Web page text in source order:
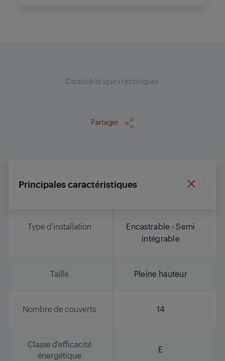
Caractéristiques techniques
Partager
Principales caractéristiques
Type d'installation
Encastrable - Semi
intégrable
Taille Pleine hauteur
Nombre de couverts 14
Classe d'efficacité
énergétique
E